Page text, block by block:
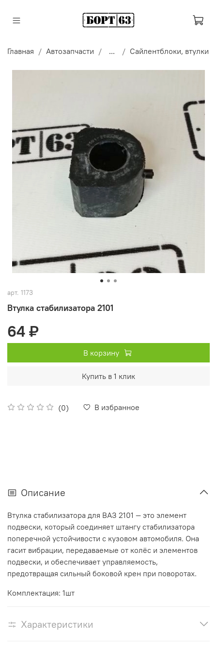
Главная Автозапчасти ... Сайлентблоки, втулки
арт. 1173
Втулка стабилизатора 2101
(0) В избранное
64 ₽
В корзину
Купить в 1 клик
Описание
Втулка стабилизатора для ВАЗ 2101 — это элемент
подвески, который соединяет штангу стабилизатора
поперечной устойчивости с кузовом автомобиля. Она
гасит вибрации, передаваемые от колёс и элементов
подвески, и обеспечивает управляемость,
предотвращая сильный боковой крен при поворотах.
Комплектация: 1шт
Характеристики